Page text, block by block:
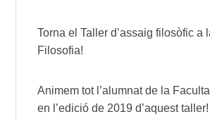
Torna el Taller d’assaig filosòfic a
Filosofia!
Animem tot l’alumnat de la
en l’edició de 2019 d’aquest taller!